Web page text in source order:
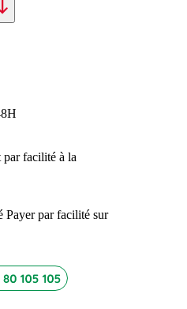
par facilité à la
Payer par facilité sur